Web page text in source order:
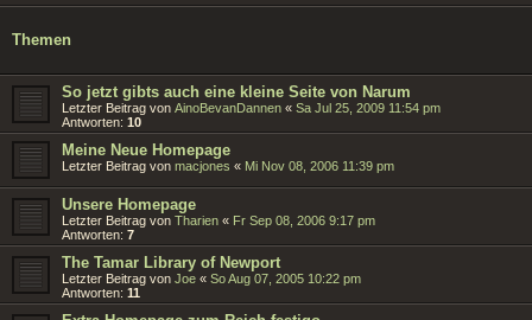
Themen
So jetzt gibts auch eine kleine Seite von Narum
Letzter Beitrag von AinoBevanDannen « Sa Jul 25, 2009 11:54 pm
Antworten: 10
Meine Neue Homepage
Letzter Beitrag von macjones « Mi Nov 08, 2006 11:39 pm
Unsere Homepage
Letzter Beitrag von Tharien « Fr Sep 08, 2006 9:17 pm
Antworten: 7
The Tamar Library of Newport
Letzter Beitrag von Joe « So Aug 07, 2005 10:22 pm
Antworten: 11